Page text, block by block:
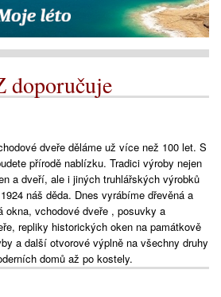
dveře děláme už více než 100 let. S
přírodě nablízku. Tradici výroby nejen
a dveří, ale i jiných truhlářských výrobků
náš děda. Dnes vyrábíme dřevěná a
okna, vchodové dveře , posuvky a
repliky historických oken na památkově
a další otvorové výplně na všechny druhy
domů až po kostely.